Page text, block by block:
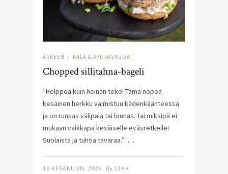
ARKEEN / KALA & ÄYRIÄISRUOAT
Chopped sillitahna-bageli
”Helppoa kuin heinän teko! Tämä nopea
kesäinen herkku valmistuu kädenkäänteessä
ja on runsas välipala tai lounas. Tai miksipä ei
mukaan vaikkapa kesäiselle eväsretkelle!
Suolaista ja tuhtia tavaraa.” …
16 KESÄKUUN, 2024 By 12KK